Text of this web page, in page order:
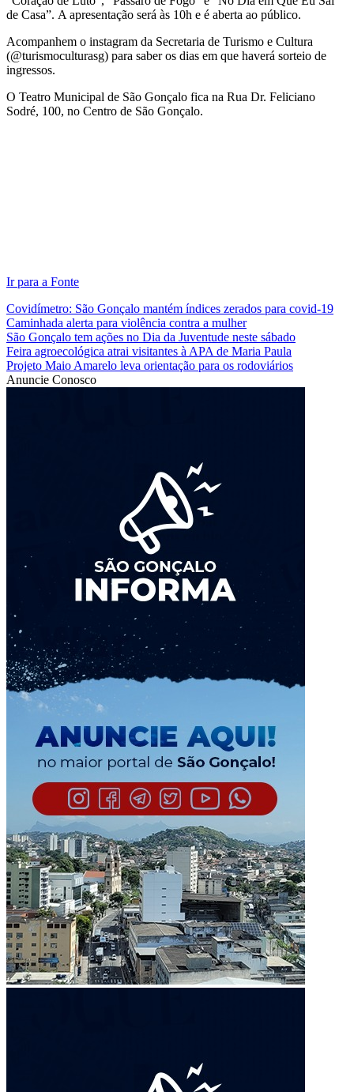
de Casa”. A apresentação será às 10h e é aberta ao público.
Acompanhem o instagram da Secretaria de Turismo e Cultura
(@turismoculturasg) para saber os dias em que haverá sorteio de
ingressos.
O Teatro Municipal de São Gonçalo fica na Rua Dr. Feliciano
Sodré, 100, no Centro de São Gonçalo.
Ir para a Fonte
Covidímetro: São Gonçalo mantém índices zerados para covid-19
Caminhada alerta para violência contra a mulher
São Gonçalo tem ações no Dia da Juventude neste sábado
Feira agroecológica atrai visitantes à APA de Maria Paula
Projeto Maio Amarelo leva orientação para os rodoviários
Anuncie Conosco